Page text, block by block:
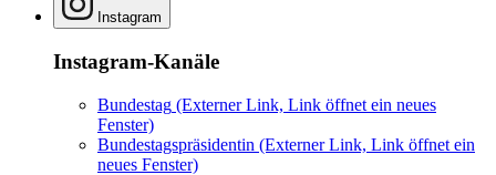
Instagram
Instagram-Kanäle
Bundestag (Externer Link, Link öffnet ein neues
Fenster)
Bundestagspräsidentin (Externer Link, Link öffnet ein
neues Fenster)